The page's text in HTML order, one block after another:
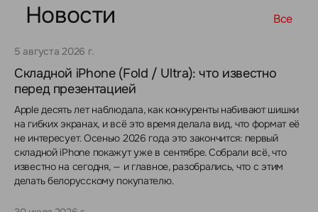
Новости Все
5 августа 2026 г.
Складной iPhone (Fold / Ultra): что известно
перед презентацией
Apple десять лет наблюдала, как конкуренты набивают шишки
на гибких экранах, и всё это время делала вид, что формат её
не интересует. Осенью 2026 года это закончится: первый
складной iPhone покажут уже в сентябре. Собрали всё, что
известно на сегодня, — и главное, разобрались, что с этим
делать белорусскому покупателю.